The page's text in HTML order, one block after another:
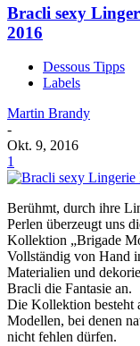
Bracli sexy
2016
Dessous Tipps
Labels
Martin Brandy
-
Okt. 9, 2016
1
Berühmt, durch ihre
Perlen überzeugt uns
Kollektion „Brigade
Vollständig von Hand
Materialien und
Bracli die Fantasie an.
Die Kollektion besteht
Modellen, bei denen
nicht fehlen dürfen.